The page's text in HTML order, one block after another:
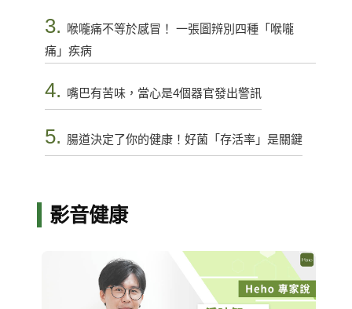
3. 喉嚨痛不等於感冒！ 一張圖辨別四種「喉嚨
痛」疾病
4. 嘴巴有苦味，當心是4個器官發出警訊
5. 腸道決定了你的健康！好菌「存活率」是關鍵
影音健康